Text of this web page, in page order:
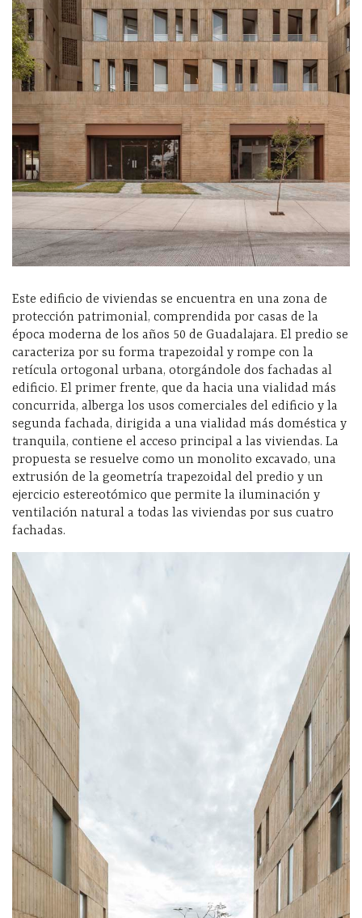
Este edificio de viviendas se encuentra en una zona de
protección patrimonial, comprendida por casas de la
época moderna de los años 50 de Guadalajara. El predio se
caracteriza por su forma trapezoidal y rompe con la
retícula ortogonal urbana, otorgándole dos fachadas al
edificio. El primer frente, que da hacia una vialidad más
concurrida, alberga los usos comerciales del edificio y la
segunda fachada, dirigida a una vialidad más doméstica y
tranquila, contiene el acceso principal a las viviendas. La
propuesta se resuelve como un monolito excavado, una
extrusión de la geometría trapezoidal del predio y un
ejercicio estereotómico que permite la iluminación y
ventilación natural a todas las viviendas por sus cuatro
fachadas.